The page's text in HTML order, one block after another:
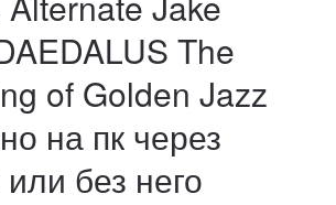
The
of Golden Jazz
на пк через
без него